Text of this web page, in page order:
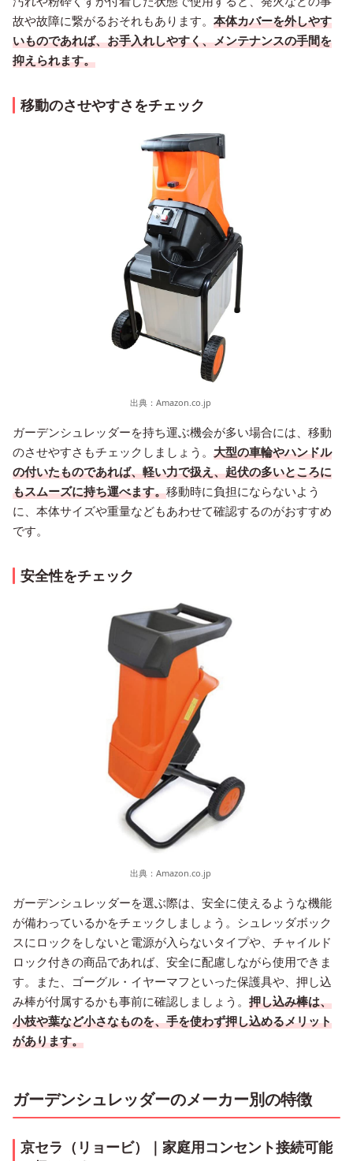
故や故障に繋がるおそれもあります。 本体カバーを外しやす
いものであれば、お手入れしやすく、メンテナンスの手間を
抑えられます。
移動のさせやすさをチェック
出典： Amazon.co.jp
ガーデンシュレッダーを持ち運ぶ機会が多い場合には、移動
のさせやすさもチェックしましょう。 大型の車輪やハンドル
の付いたものであれば、軽い力で扱え、起伏の多いところに
もスムーズに持ち運べます。移動時に負担にならないよう
に、本体サイズや重量などもあわせて確認するのがおすすめ
です。
安全性をチェック
出典： Amazon.co.jp
ガーデンシュレッダーを選ぶ際は、安全に使えるような機能
が備わっているかをチェックしましょう。シュレッダボック
スにロックをしないと電源が入らないタイプや、チャイルド
ロック付きの商品であれば、安全に配慮しながら使用できま
す。また、ゴーグル・イヤーマフといった保護具や、押し込
み棒が付属するかも事前に確認しましょう。 押し込み棒は、
小枝や葉など小さなものを、手を使わず押し込めるメリット
があります。
ガーデンシュレッダーのメーカー別の特徴
京セラ（リョービ）｜家庭用コンセント接続可能